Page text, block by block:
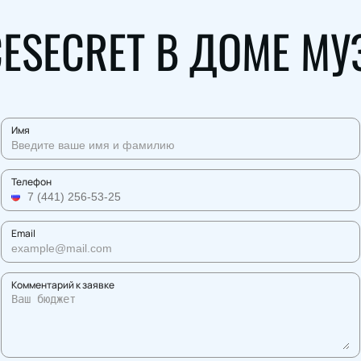
В ДОМЕ
Имя
Телефон
Email
Комментарий к заявке